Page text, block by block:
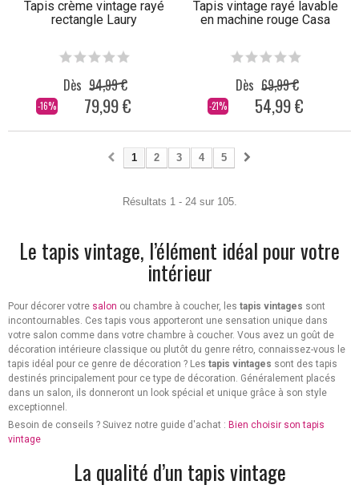
Tapis crème vintage rayé
rectangle Laury
-16%
Dès 94,99 €
79,99 €
Tapis vintage rayé lavable
en machine rouge Casa
-21%
Dès 69,99 €
54,99 €
1 2 3 4 5
Résultats 1 - 24 sur 105.
Le tapis vintage, l’élément idéal pour votre
intérieur
Pour décorer votre salon ou chambre à coucher, les tapis vintages sont
incontournables. Ces tapis vous apporteront une sensation unique dans
votre salon comme dans votre chambre à coucher. Vous avez un goût de
décoration intérieure classique ou plutôt du genre rétro, connaissez-vous le
tapis idéal pour ce genre de décoration ? Les tapis vintages sont des tapis
destinés principalement pour ce type de décoration. Généralement placés
dans un salon, ils donneront un look spécial et unique grâce à son style
exceptionnel.
Besoin de conseils ? Suivez notre guide d'achat : Bien choisir son tapis
vintage
La qualité d’un tapis vintage